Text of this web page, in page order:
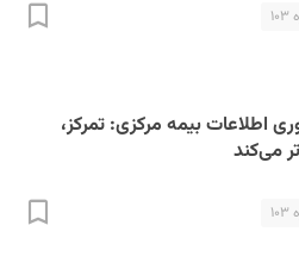
اطلاعات بیمه مرکزی: تمرکز،
می‌کند